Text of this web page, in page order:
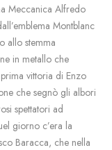
Meccanica Alfredo
Montblanc
allo stemma
in metallo che
vittoria di Enzo
che segnò gli albori
spettatori ad
giorno c’era la
Baracca, che nella